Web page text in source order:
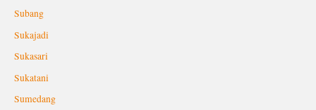
Subang
Sukajadi
Sukasari
Sukatani
Sumedang